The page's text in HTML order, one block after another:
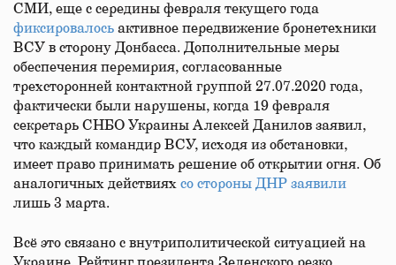
СМИ, еще с середины февраля текущего года
фиксировалось активное передвижение бронетехники
ВСУ в сторону Донбасса. Дополнительные меры
обеспечения перемирия, согласованные
трехсторонней контактной группой 27.07.2020 года,
фактически были нарушены, когда 19 февраля
секретарь СНБО Украины Алексей Данилов заявил,
что каждый командир ВСУ, исходя из обстановки,
имеет право принимать решение об открытии огня. Об
аналогичных действиях со стороны ДНР заявили
лишь 3 марта.
Всё это связано с внутриполитической ситуацией на